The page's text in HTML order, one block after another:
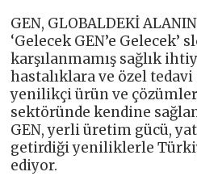
GEN, GLOBALDEKİ
‘Gelecek GEN’e Gelecek’
karşılanmamış sağlık
hastalıklara ve özel
yenilikçi ürün ve
sektöründe kendine
GEN, yerli üretim gücü,
getirdiği yeniliklerle
ediyor.